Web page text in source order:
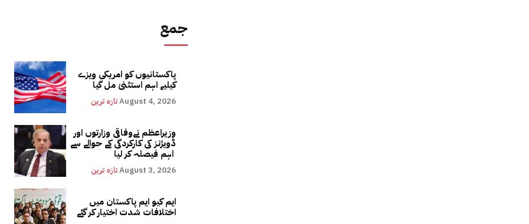
جمع
پاکستانیوں کو امریکی ویزے
کیلیے اہم استثنیٰ مل گیا
تازہ ترینAugust 4, 2026
وزیراعظم نےوفاقی وزارتوں اور
ڈویژنز کی کارکردگی کے حوالے سے
تازہ ترینAugust 3, 2026
ایم کیو ایم پاکستان میں
اختلافات شدت اختیار کر گئے